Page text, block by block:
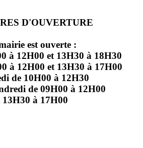
D'OUVERTURE
est ouverte :
à 12H00 et 13H30 à 18H30
à 12H00 et 13H30 à 17H00
de 10H00 à 12H30
de 09H00 à 12H00
13H30 à 17H00